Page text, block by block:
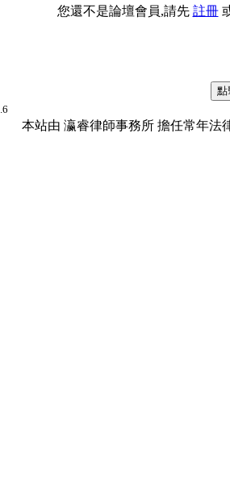
您還不是論壇會員,請先 註冊
本站由 瀛睿律師事務所 擔任常年法